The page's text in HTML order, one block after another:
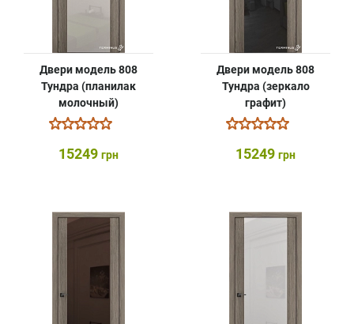
Двери модель 808
Тундра (планилак
молочный)
15249 грн
Двери модель 808
Тундра (зеркало
графит)
15249 грн